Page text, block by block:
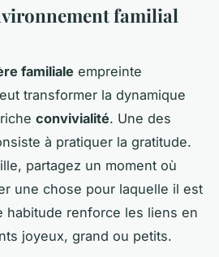
familial
familiale empreinte
transformer la dynamique
convivialité. Une des
à pratiquer la gratitude.
partagez un moment où
une chose pour laquelle il est
habitude renforce les liens en
joyeux, grand ou petits.